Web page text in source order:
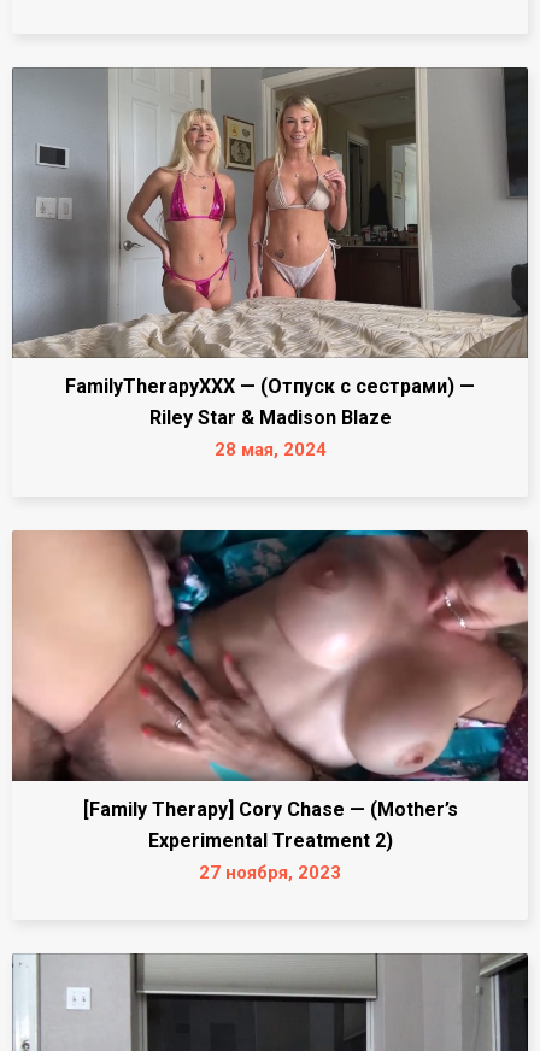
FamilyTherapyXXX — (Отпуск с сестрами) —
Riley Star & Madison Blaze
28 мая, 2024
[Family Therapy] Cory Chase — (Mother’s
Experimental Treatment 2)
27 ноября, 2023